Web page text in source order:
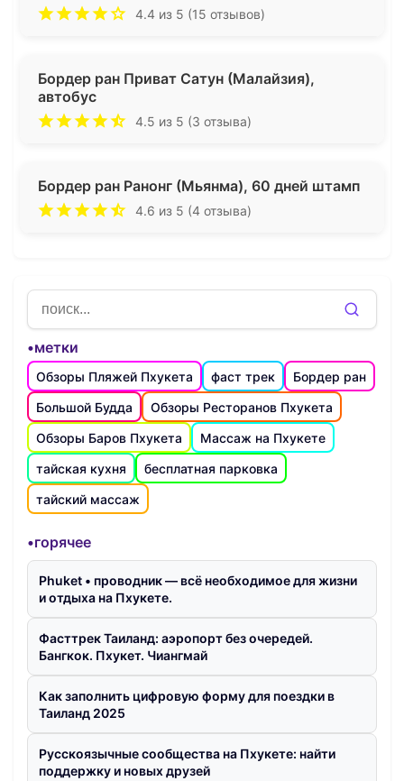
4.4 из 5 (15 отзывов)
Бордер ран Приват Сатун (Малайзия),
автобус
4.5 из 5 (3 отзыва)
Бордер ран Ранонг (Мьянма), 60 дней штамп
4.6 из 5 (4 отзыва)
•метки
Обзоры Пляжей Пхукета фаст трек
Бордер ран
Большой Будда
Обзоры Ресторанов Пхукета
Обзоры Баров Пхукета
Массаж на Пхукете
тайская кухня
бесплатная парковка
тайский массаж
•горячее
Phuket • проводник — всё необходимое для жизни
и отдыха на Пхукете.
Фасттрек Таиланд: аэропорт без очередей.
Бангкок. Пхукет. Чиангмай
Как заполнить цифровую форму для поездки в
Таиланд 2025
Русскоязычные сообщества на Пхукете: найти
поддержку и новых друзей